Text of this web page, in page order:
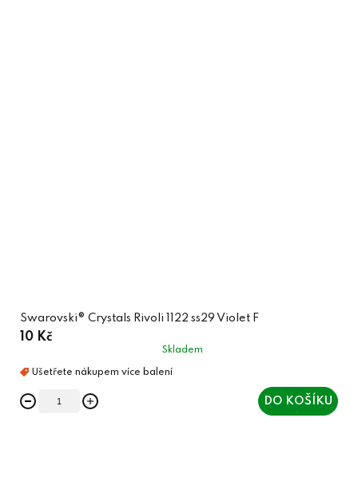
Swarovski® Crystals Rivoli 1122 ss29 Violet F
10 Kč
Skladem
DO KOŠÍKU